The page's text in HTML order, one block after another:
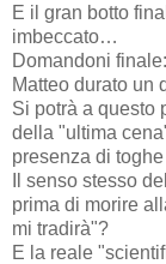
E il gran botto
imbeccato…
Domandoni
Matteo durato un
Si potrà a questo
della "ultima
presenza di
Il senso stesso
prima di morire
mi tradirà"?
E la reale